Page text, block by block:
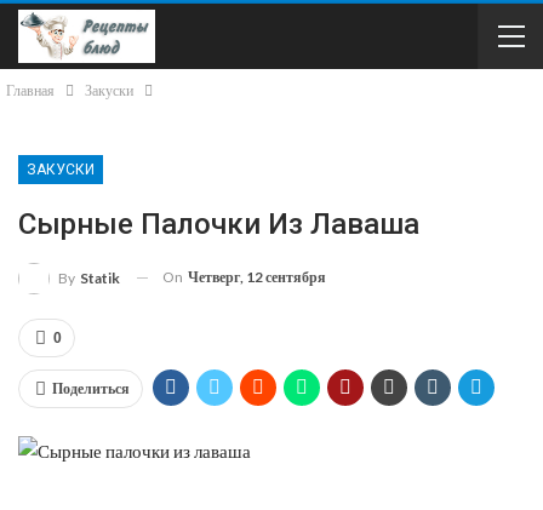
Главная Закуски
ЗАКУСКИ
Сырные Палочки Из Лаваша
By Statik On Четверг, 12 сентября
0
Поделиться